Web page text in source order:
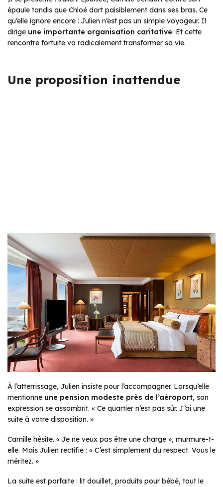
épaule tandis que Chloé dort paisiblement dans ses bras. Ce
qu’elle ignore encore : Julien n’est pas un simple voyageur. Il
dirige une importante organisation caritative. Et cette
rencontre fortuite va radicalement transformer sa vie.
Une proposition inattendue
À l’atterrissage, Julien insiste pour l’accompagner. Lorsqu’elle
mentionne une pension modeste près de l’aéroport, son
expression se assombrit. « Ce quartier n’est pas sûr. J’ai une
suite à votre disposition. »
Camille hésite. « Je ne veux pas être une charge », murmure-t-
elle. Mais Julien rectifie : « C’est simplement du respect. Vous le
méritez. »
La suite est parfaite : lit douillet, produits pour bébé, tout le